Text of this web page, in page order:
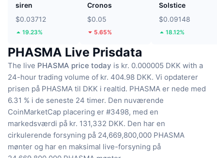
siren
$0.03712
19.23%
Cronos
$0.05
5.65%
Solstice
$0.09148
18.12%
PHASMA Live Prisdata
The live PHASMA price today is kr. 0.000005 DKK with a
24-hour trading volume of kr. 404.98 DKK. Vi opdaterer
prisen på PHASMA til DKK i realtid. PHASMA er nede med
6.31 % i de seneste 24 timer. Den nuværende
CoinMarketCap placering er #3498, med en
markedsværdi på kr. 131,332 DKK. Den har en
cirkulerende forsyning på 24,669,800,000 PHASMA
mønter og har en maksimal live-forsyning på